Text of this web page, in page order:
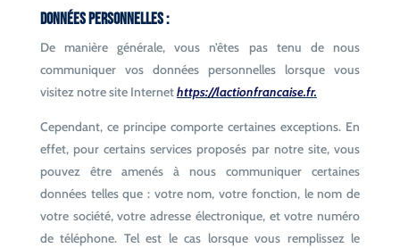
Données personnelles :
De manière générale, vous n’êtes pas tenu de nous
communiquer vos données personnelles lorsque vous
visitez notre site Internethttps://lactionfrancaise.fr.
Cependant, ce principe comporte certaines exceptions. En
effet, pour certains services proposés par notre site, vous
pouvez être amenés à nous communiquer certaines
données telles que : votre nom, votre fonction, le nom de
votre société, votre adresse électronique, et votre numéro
de téléphone. Tel est le cas lorsque vous remplissez le